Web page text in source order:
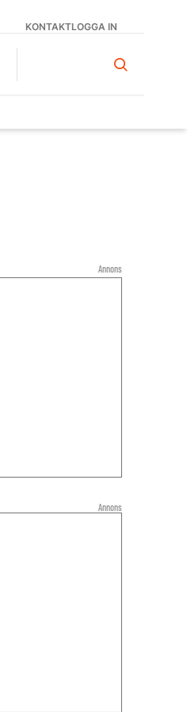
KONTAKTLOGGA IN
Annons
Annons